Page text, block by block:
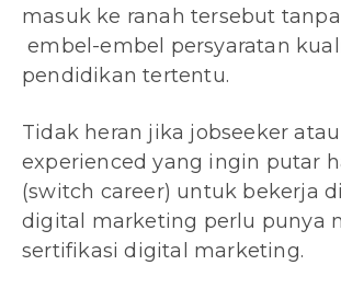
masuk ke ranah tersebut
embel-embel persyaratan
pendidikan tertentu.
Tidak heran jika jobseeker atau
experienced yang ingin putar
(switch career) untuk bekerja
digital marketing perlu punya
sertifikasi digital marketing.